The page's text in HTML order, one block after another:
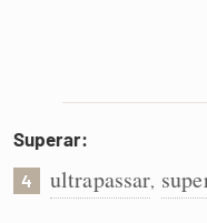
Superar:
4 ultrapassar,